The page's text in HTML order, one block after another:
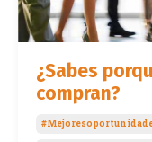
¿Sabes
compran?